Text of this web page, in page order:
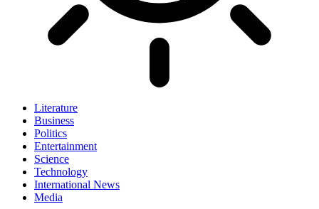
Literature
Business
Politics
Entertainment
Science
Technology
International News
Media